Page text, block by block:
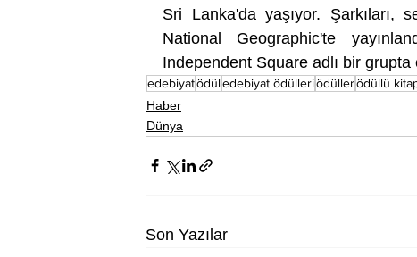
Sri Lanka'da yaşıyor. Şarkıları,
National Geographic'te
Independent Square adlı bir grupta
edebiyatödüledebiyat ödülleriödüllerödüllü
Haber
Dünya
Son Yazılar